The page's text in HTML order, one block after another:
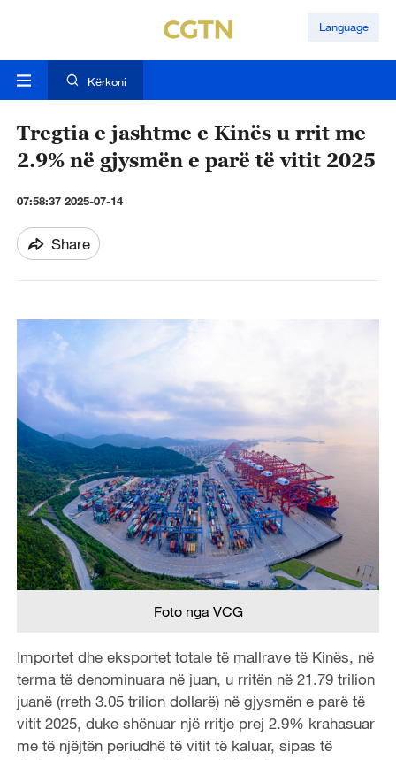
Language
Kërkoni
Tregtia e jashtme e Kinës u rrit me
2.9% në gjysmën e parë të vitit 2025
07:58:37 2025-07-14
Share
Foto nga VCG
Importet dhe eksportet totale të mallrave të Kinës, në
terma të denominuara në juan, u rritën në 21.79 trilion
juanë (rreth 3.05 trilion dollarë) në gjysmën e parë të
vitit 2025, duke shënuar një rritje prej 2.9% krahasuar
me të njëjtën periudhë të vitit të kaluar, sipas të